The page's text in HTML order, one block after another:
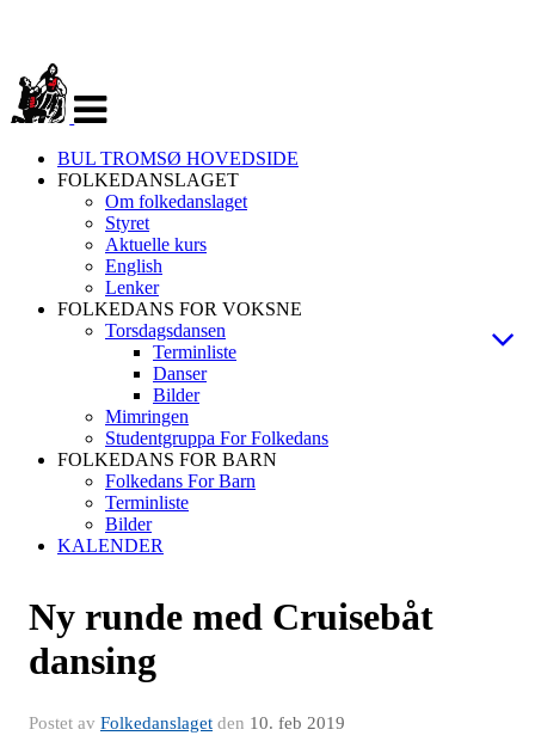
navigasjon
BUL TROMSØ HOVEDSIDE
FOLKEDANSLAGET
Om folkedanslaget
Styret
Aktuelle kurs
English
Lenker
FOLKEDANS FOR VOKSNE
Torsdagsdansen
Terminliste
Danser
Bilder
Mimringen
Studentgruppa For Folkedans
FOLKEDANS FOR BARN
Folkedans For Barn
Terminliste
Bilder
KALENDER
Ny runde med Cruisebåt
dansing
Postet av Folkedanslaget den 10. feb 2019